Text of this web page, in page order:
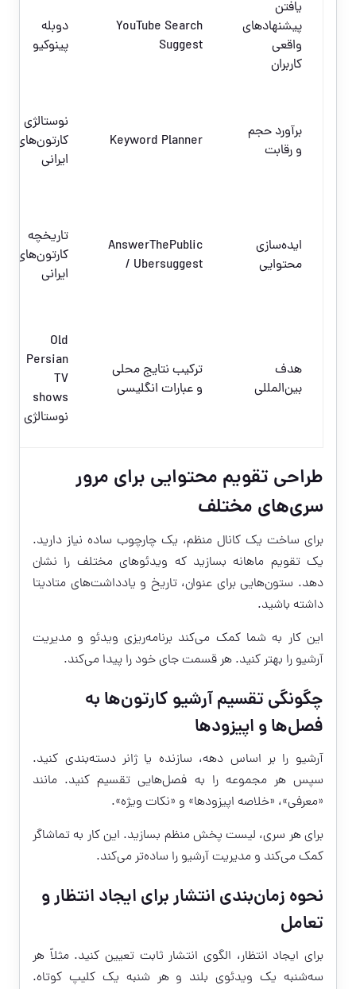
یافتن
پیشنهادهای
واقعی
کاربران
YouTube Search
Suggest
دوبله
پینوکیو
برآورد حجم
و رقابت
Keyword Planner
نوستالژی
کارتون‌های
ایرانی
ایده‌سازی
محتوایی
AnswerThePublic
/ Ubersuggest
تاریخچه
کارتون‌های
ایرانی
هدف
بین‌المللی
ترکیب نتایج محلی
و عبارات انگلیسی
Old
Persian
TV
shows
نوستالژی
طراحی تقویم محتوایی برای مرور
سری‌های مختلف
برای ساخت یک کانال منظم، یک چارچوب ساده نیاز دارید.
یک تقویم ماهانه بسازید که ویدئوهای مختلف را نشان
دهد. ستون‌هایی برای عنوان، تاریخ و یادداشت‌های متادیتا
داشته باشید.
این کار به شما کمک می‌کند برنامه‌ریزی ویدئو و مدیریت
آرشیو را بهتر کنید. هر قسمت جای خود را پیدا می‌کند.
چگونگی تقسیم آرشیو کارتون‌ها به
فصل‌ها و اپیزودها
آرشیو را بر اساس دهه، سازنده یا ژانر دسته‌بندی کنید.
سپس هر مجموعه را به فصل‌هایی تقسیم کنید. مانند
«معرفی»، «خلاصه اپیزودها» و «نکات ویژه».
برای هر سری، لیست پخش منظم بسازید. این کار به تماشاگر
کمک می‌کند و مدیریت آرشیو را ساده‌تر می‌کند.
نحوه زمان‌بندی انتشار برای ایجاد انتظار و
تعامل
برای ایجاد انتظار، الگوی انتشار ثابت تعیین کنید. مثلاً هر
سه‌شنبه یک ویدئوی بلند و هر شنبه یک کلیپ کوتاه.